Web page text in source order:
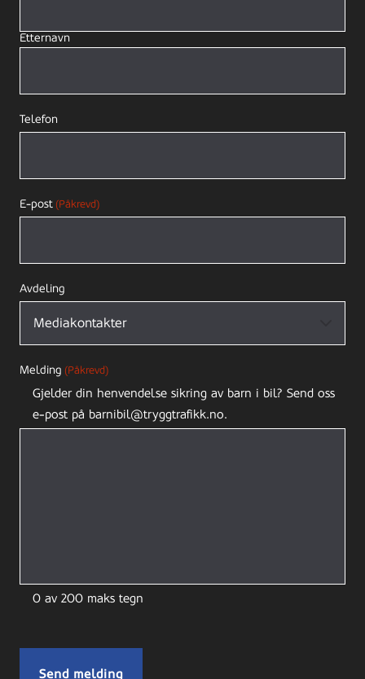
Etternavn
Telefon
E-post (Påkrevd)
Avdeling
Melding (Påkrevd)
Gjelder din henvendelse sikring av barn i bil? Send oss
e-post på barnibil@tryggtrafikk.no.
0 av 200 maks tegn